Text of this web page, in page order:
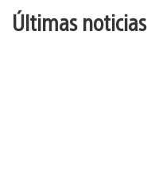
Últimas noticias